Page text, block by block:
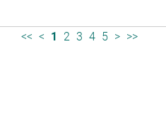
<< < 1 2 3 4 5 > >>